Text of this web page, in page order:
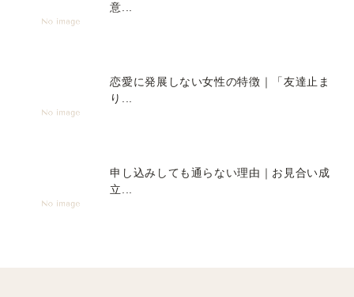
意...
恋愛に発展しない女性の特徴｜「友達止ま
り...
申し込みしても通らない理由｜お見合い成
立...